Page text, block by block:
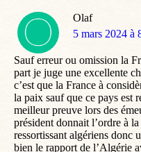
Olaf
dit
5 mars 2024 à
Sauf erreur ou omission la
part je juge une excellente
c’est que la France à
la paix sauf que ce pays est
meilleur preuve lors des
président donnait l’ordre à
ressortissant algériens donc
bien le rapport de l’Algérie